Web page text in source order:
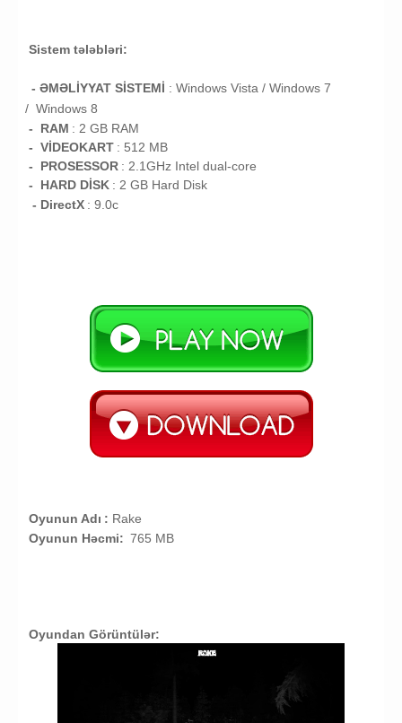
Sistem tələbləri:
- ƏMƏLİYYAT SİSTEMİ : Windows Vista / Windows 7
/ Windows 8
- RAM : 2 GB RAM
- VİDEOKART : 512 MB
- PROSESSOR : 2.1GHz Intel dual-core
- HARD DİSK : 2 GB Hard Disk
- DirectX : 9.0c
Oyunun Adı : Rake
Oyunun Həcmi: 765 MB
Oyundan Görüntülər: